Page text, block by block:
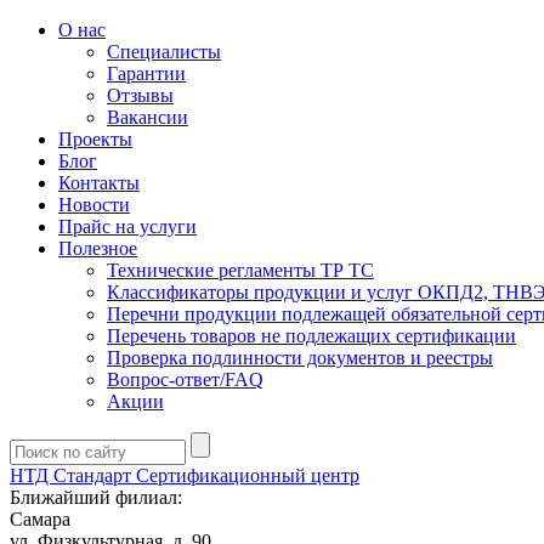
О нас
Специалисты
Гарантии
Отзывы
Вакансии
Проекты
Блог
Контакты
Новости
Прайс на услуги
Полезное
Технические регламенты ТР ТС
Классификаторы продукции и услуг ОКПД2,
Перечни продукции подлежащей обязательной
Перечень товаров не подлежащих сертификации
Проверка подлинности документов и реестры
Вопрос-ответ/FAQ
Акции
НТД Стандарт Сертификационный центр
Ближайший филиал:
Самара